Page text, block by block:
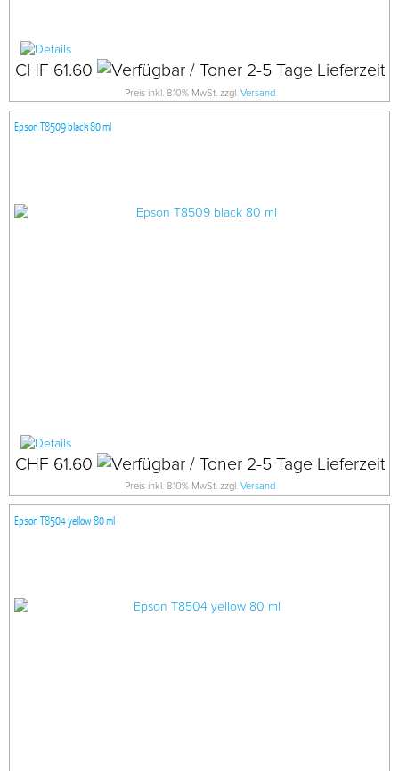
CHF 61.60
Preis inkl. 8.10% MwSt. zzgl. Versand
Epson T8509 black 80 ml
CHF 61.60
Preis inkl. 8.10% MwSt. zzgl. Versand
Epson T8504 yellow 80 ml